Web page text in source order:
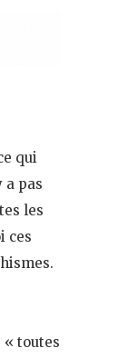
qui
a pas
les
ces
« toutes